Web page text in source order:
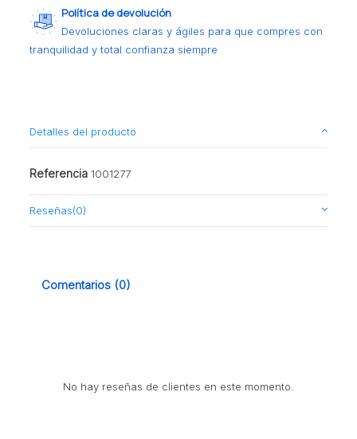
Política de devolución
Devoluciones claras y ágiles para que compres con
tranquilidad y total confianza siempre
Detalles del producto
Referencia 1001277
Reseñas(0)
Comentarios (0)
No hay reseñas de clientes en este momento.